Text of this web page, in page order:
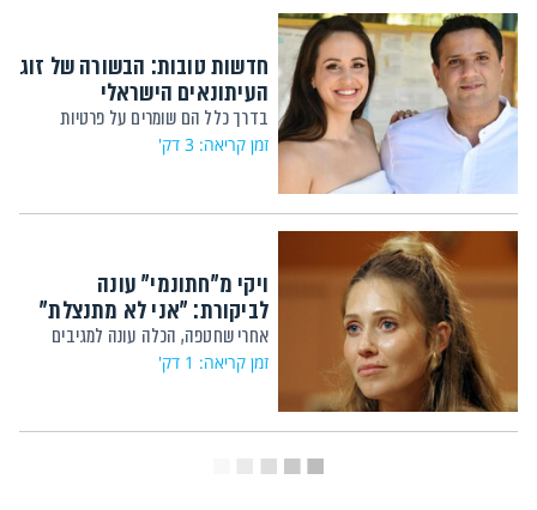
חדשות טובות: הבשורה של זוג
העיתונאים הישראלי
בדרך כלל הם שומרים על פרטיות
זמן קריאה: 3 דק'
ויקי מ"חתונמי" עונה
לביקורת: "אני לא מתנצלת"
אחרי שחטפה, הכלה עונה למגיבים
זמן קריאה: 1 דק'